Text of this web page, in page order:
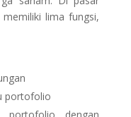
lima fungsi,
portofolio